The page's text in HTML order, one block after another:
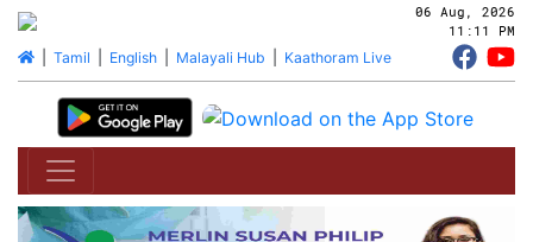
06 Aug, 2026
11:11 PM
| Tamil English| Malayali Hub Kaathoram Live